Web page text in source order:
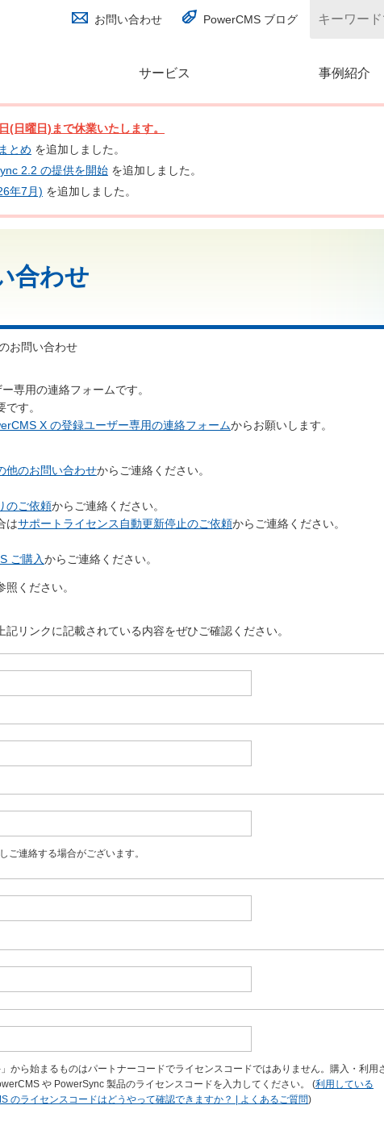
お問い合わせ PowerCMS ブログ
サービス 事例紹介
(別ウィンドウで開く)
日曜日)まで休業いたします。
とめ を追加しました。
2.2 の提供を開始 を追加しました。
年7月) を追加しました。
合わせ
お問い合わせ
専用の連絡フォームです。
す。
X の登録ユーザー専用の連絡フォームからお願いします。
他のお問い合わせからご連絡ください。
のご依頼からご連絡ください。
はサポートライセンス自動更新停止のご依頼からご連絡ください。
ご購入からご連絡ください。
ください。
リンクに記載されている内容をぜひご確認ください。
ご連絡する場合がございます。
から始まるものはパートナーコードでライセンスコードではありません。購入・利用
や PowerSync 製品のライセンスコードを入力してください。 (利用している
のライセンスコードはどうやって確認できますか？ | よくあるご質問)